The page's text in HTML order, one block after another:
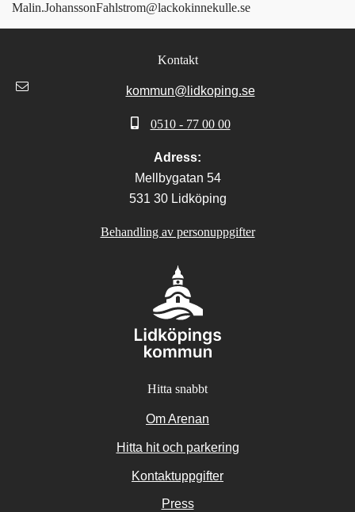
Malin.JohanssonFahlstrom@lackokinnekulle.se
Kontakt
kommun@lidkoping.se
0510 - 77 00 00
Adress:
Mellbygatan 54
531 30 Lidköping
Behandling av personuppgifter
Hitta snabbt
Om Arenan
Hitta hit och parkering
Kontaktuppgifter
Press